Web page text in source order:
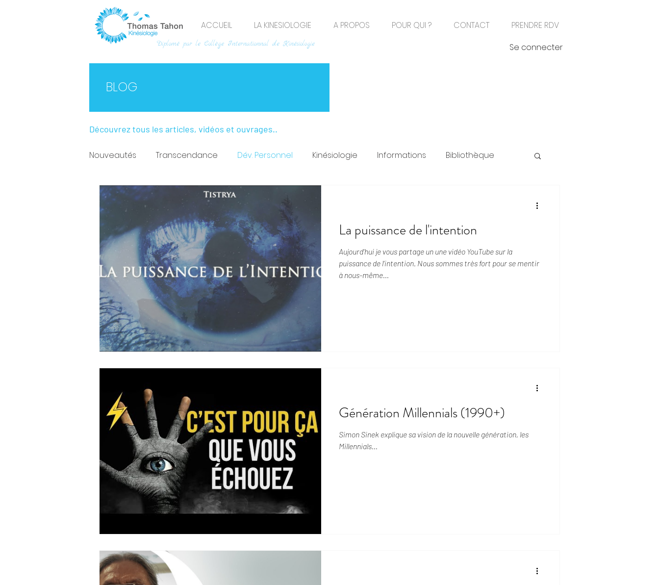
ACCUEIL LA KINESIOLOGIE A PROPOS POUR QUI ? CONTACT PRENDRE RDV
Diplomé par le Collège Internationnal de Kinésiologie Se connecter
BLOG
Découvrez tous les articles, vidéos et ouvrages..
Nouveautés Transcendance Dév. Personnel Kinésiologie Informations Bibliothèque
La puissance de l'intention
Aujourd'hui je vous partage un une vidéo YouTube sur la
puissance de l'intention. Nous sommes très fort pour se mentir
à nous-même...
Génération Millennials (1990+)
Simon Sinek explique sa vision de la nouvelle génération, les
Millennials...